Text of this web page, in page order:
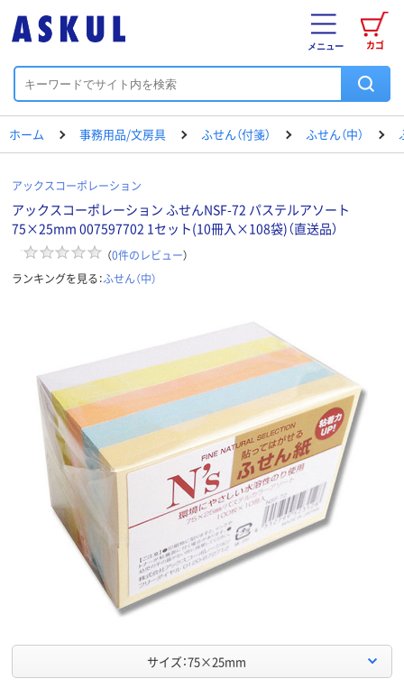
カゴ
メニュー
ホーム 事務用品/文房具 ふせん（付箋） ふせん（中）
アックスコーポレーション
アックスコーポレーション ふせんNSF-72 パステルアソート
75×25mm 007597702 1セット(10冊入×108袋)（直送品）
（0件のレビュー）
ランキングを見る：ふせん（中）
サイズ：75×25mm